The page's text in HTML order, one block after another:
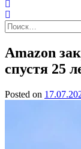
Найти:
Amazon
спустя 25
Posted on